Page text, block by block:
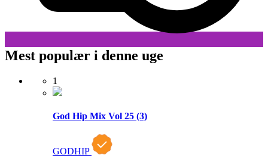
Mest populær i denne uge
1
God Hip Mix Vol 25 (3)
GODHIP